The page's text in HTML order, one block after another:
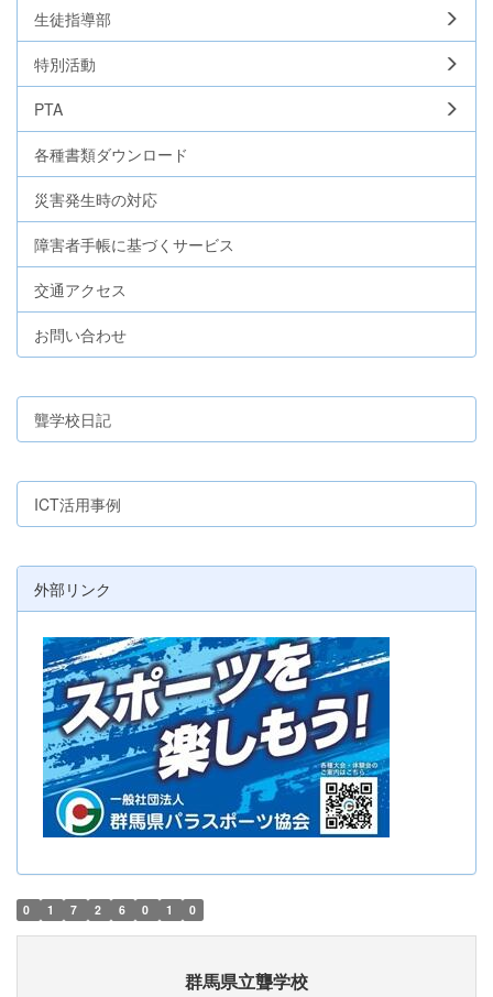
生徒指導部
特別活動
PTA
各種書類ダウンロード
災害発生時の対応
障害者手帳に基づくサービス
交通アクセス
お問い合わせ
聾学校日記
ICT活用事例
外部リンク
0 1 7 2 6 0 1 0
群馬県立聾学校